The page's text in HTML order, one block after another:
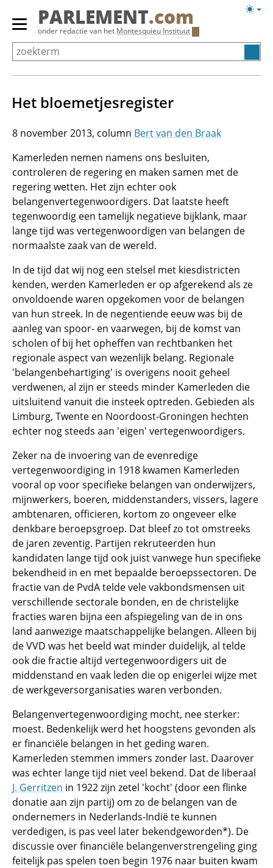
Overslaan
Primair
menu
tonen/verbergen
PARLEMENT.com
onder redactie van het Montesquieu Instituut
Het bloemetjesregister
8 november 2013
Bert van den Braak
Kamerleden nemen namens ons besluiten,
controleren de regering en maken samen met de
regering wetten. Het zijn echter ook
belangenvertegenwoordigers. Dat laatste heeft
tegenwoordig een tamelijk negatieve bijklank, maar
lange tijd was vertegenwoordigen van belangen de
normaalste zaak van de wereld.
In de tijd dat wij nog een stelsel met kiesdistricten
kenden, werden Kamerleden er op afgerekend als ze
onvoldoende waren opgekomen voor de belangen
van hun streek. In de negentiende eeuw was bij de
aanleg van spoor- en vaarwegen, bij de komst van
scholen of bij het opheffen van rechtbanken het
regionale aspect van wezenlijk belang. Regionale
'belangenbehartiging' is overigens nooit geheel
verdwenen, al zijn er steeds minder Kamerleden die
uitsluitend vanuit die insteek optreden. Gebieden als
Limburg, Twente en Noordoost-Groningen hechten
echter nog steeds aan 'eigen' vertegenwoordigers.
Zeker na de invoering van de evenredige
vertegenwoordiging in 1918 kwamen Kamerleden
vooral op voor specifieke belangen van onderwijzers,
mijnwerkers, boeren, middenstanders, vissers, lagere
ambtenaren, officieren, kortom zo ongeveer elke
denkbare beroepsgroep. Dat bleef zo tot omstreeks
de jaren zeventig. Partijen rekruteerden hun
kandidaten lange tijd ook juist vanwege hun specifieke
bekendheid in en met bepaalde beroepssectoren. De
fractie van de PvdA telde vele vakbondsmensen uit
verschillende sectorale bonden, en de christelijke
fracties waren bijna een afspiegeling van de in ons
land aanwezige maatschappelijke belangen. Alleen bij
de VVD was het beeld wat minder duidelijk, al telde
ook die fractie altijd vertegenwoordigers uit de
middenstand en vaak leden die op enigerlei wijze met
de werkgeversorganisaties waren verbonden.
Belangenvertegenwoordiging mocht, nee sterker:
moest. Bedenkelijk werd het hoogstens gevonden als
er financiële belangen in het geding waren.
Kamerleden stemmen immers zonder last. Daarover
was echter lange tijd niet veel bekend. Dat de liberaal
J. Gerritzen in 1922 zijn zetel 'kocht' (door een flinke
donatie aan zijn partij) om zo de belangen van de
ondernemers in Nederlands-Indië te kunnen
verdedigen, is pas veel later bekendgeworden*). De
discussie over financiële belangenverstrengeling ging
feitelijk pas spelen toen begin 1976 naar buiten kwam